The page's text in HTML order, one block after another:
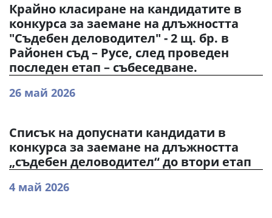
Крайно класиране на кандидатите в
конкурса за заемане на длъжността
"Съдебен деловодител" - 2 щ. бр. в
Районен съд – Русе, след проведен
последен етап – събеседване.
26 май 2026
Списък на допуснати кандидати в
конкурса за заемане на длъжността
„съдебен деловодител“ до втори етап
4 май 2026